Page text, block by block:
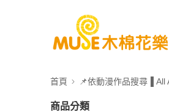
首頁 📌依動漫作品搜尋▐ All
商品分類